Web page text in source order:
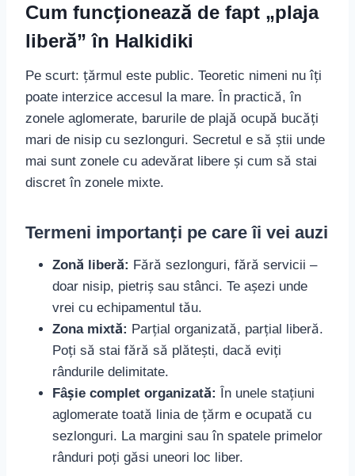
Cum funcționează de fapt „plaja
liberă” în Halkidiki
Pe scurt: țărmul este public. Teoretic nimeni nu îți
poate interzice accesul la mare. În practică, în
zonele aglomerate, barurile de plajă ocupă bucăți
mari de nisip cu sezlonguri. Secretul e să știi unde
mai sunt zonele cu adevărat libere și cum să stai
discret în zonele mixte.
Termeni importanți pe care îi vei auzi
Zonă liberă: Fără sezlonguri, fără servicii –
doar nisip, pietriș sau stânci. Te așezi unde
vrei cu echipamentul tău.
Zona mixtă: Parțial organizată, parțial liberă.
Poți să stai fără să plătești, dacă eviți
rândurile delimitate.
Fâșie complet organizată: În unele stațiuni
aglomerate toată linia de țărm e ocupată cu
sezlonguri. La margini sau în spatele primelor
rânduri poți găsi uneori loc liber.